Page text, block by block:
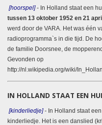
[hoorspel]- In Holland staateen
tussen 13 oktober 1952 en 21
werd door de VARA. Het was één
radioprogramma`s in die tijd. De
de familie Doorsnee, de
Gevonden op
http://nl.wikipedia.org/wiki/
IN HOLLAND STAAT EEN
[kinderliedje]- In Holland staat
kinderliedje. Het is een danslied